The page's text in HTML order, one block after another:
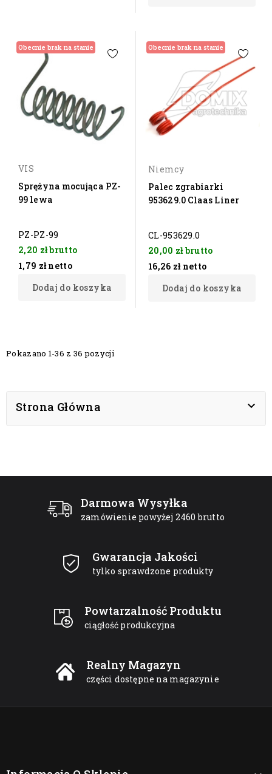
Obecnie brak na stanie
VIS
Sprężyna mocująca PZ-
99 lewa
PZ-PZ-99
2,20 złbrutto
1,79 zł netto
Dodaj do koszyka
Obecnie brak na stanie
Niemcy
Palec zgrabiarki
953629.0 Claas Liner
CL-953629.0
20,00 złbrutto
16,26 zł netto
Dodaj do koszyka
Pokazano 1-36 z 36 pozycji
Strona Główna 
Darmowa Wysyłka
zamówienie powyżej 2460 brutto
Gwarancja Jakości
tylko sprawdzone produkty
Powtarzalność Produktu
ciągłość produkcyjna
Realny Magazyn
części dostępne na magazynie